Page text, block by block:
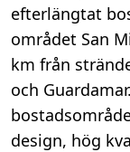
efterlängtat
området San
km från
och
design, hög